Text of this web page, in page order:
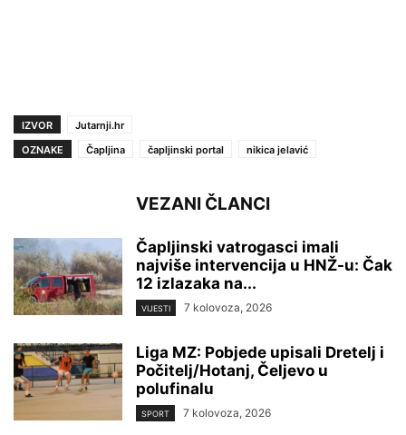
IZVOR
Jutarnji.hr
OZNAKE
Čapljina čapljinski portal nikica jelavić
VEZANI ČLANCI
Čapljinski vatrogasci imali
najviše intervencija u HNŽ-u: Čak
12 izlazaka na...
VIJESTI 7 kolovoza, 2026
Liga MZ: Pobjede upisali Dretelj i
Počitelj/Hotanj, Čeljevo u
polufinalu
SPORT 7 kolovoza, 2026